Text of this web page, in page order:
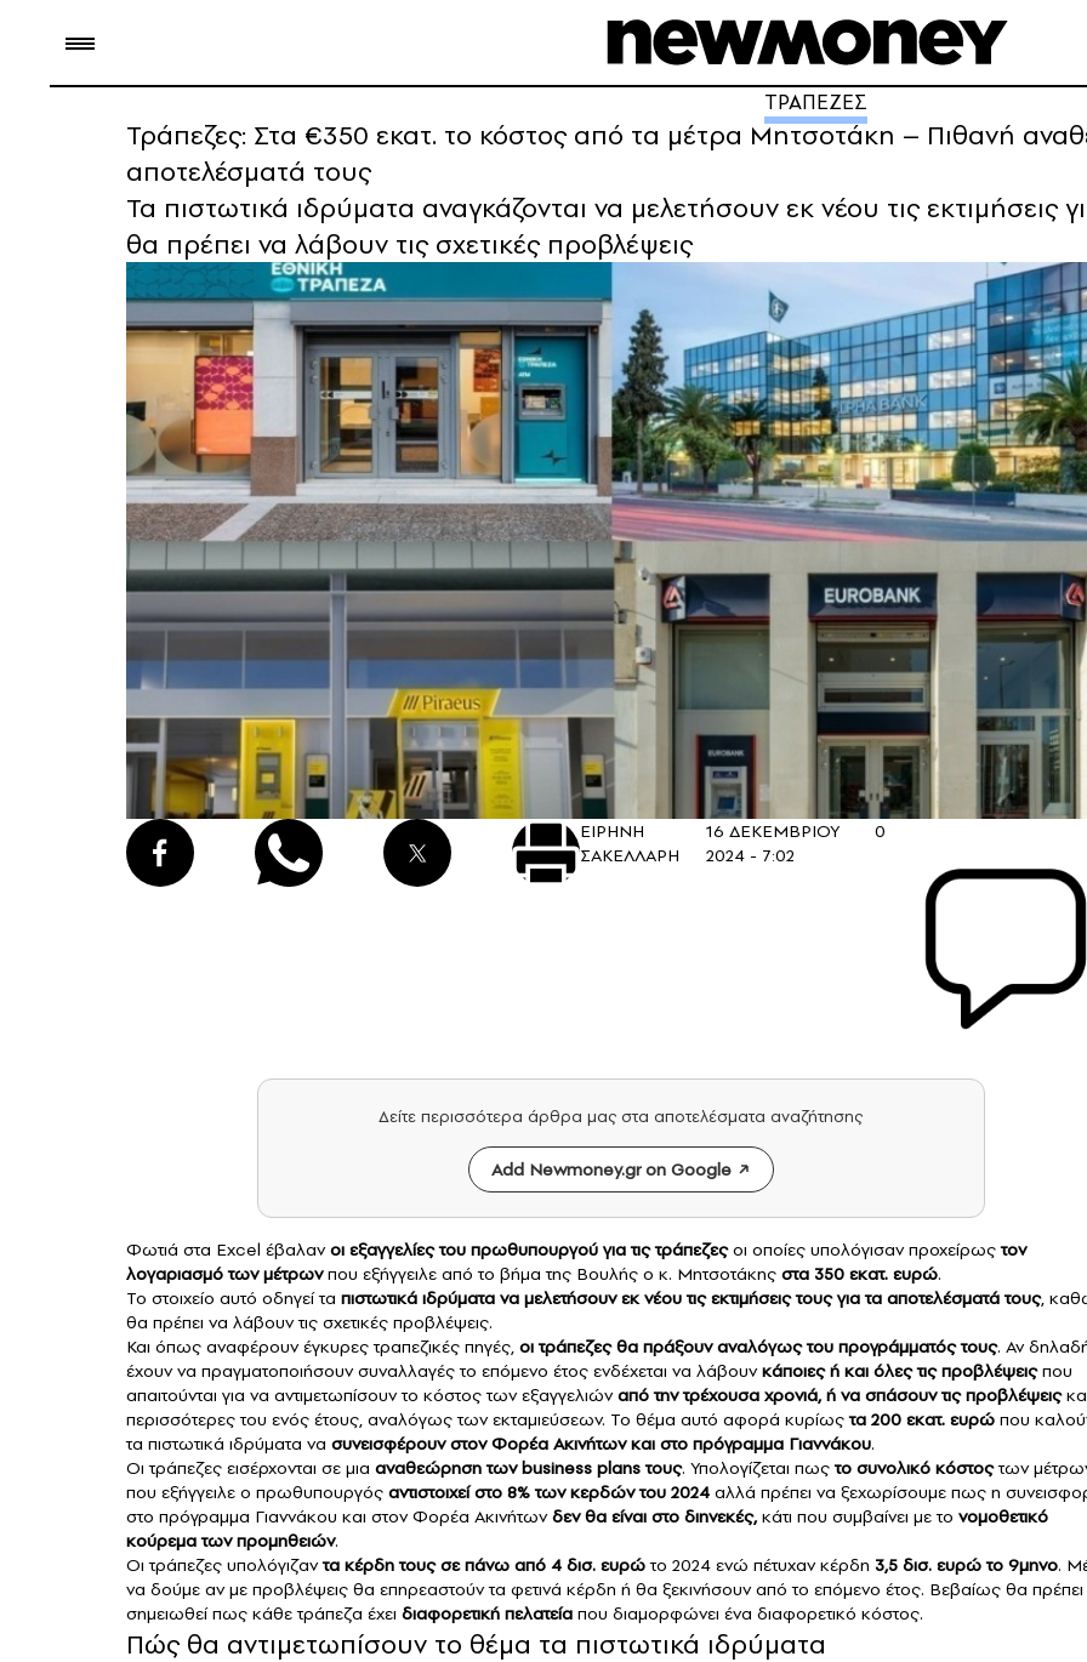
ΤΡΑΠΕΖΕΣ
Τράπεζες: Στα €350 εκατ. το κόστος από τα μέτρα Μητσοτάκη – Πιθανή
αποτελέσματά τους
Τα πιστωτικά ιδρύματα αναγκάζονται να μελετήσουν εκ νέου τις
θα πρέπει να λάβουν τις σχετικές προβλέψεις
ΕΙΡΗΝΗ
ΣΑΚΕΛΛΑΡΗ
16 ΔΕΚΕΜΒΡΙΟΥ
2024 - 7:02
0
Δείτε περισσότερα άρθρα μας στα αποτελέσματα αναζήτησης
Add Newmoney.gr on Google
Φωτιά στα Excel έβαλανοι εξαγγελίες του πρωθυπουργού για τις τράπεζεςοι οποίες υπολόγισαν προχείρωςτον
λογαριασμό των μέτρωνπου εξήγγειλε από το βήμα της Βουλής ο κ. Μητσοτάκης στα 350 εκατ. ευρώ.
Το στοιχείο αυτό οδηγεί τα πιστωτικά ιδρύματα να μελετήσουν εκ νέου τις εκτιμήσεις τους για τα αποτελέσματά τους,
θα πρέπει να λάβουν τις σχετικές προβλέψεις.
Και όπως αναφέρουν έγκυρες τραπεζικές πηγές, οι τράπεζες θα πράξουν αναλόγως του προγράμματός τους. Αν
έχουν να πραγματοποιήσουν συναλλαγές το επόμενο έτος ενδέχεται να λάβουνκάποιες ή και όλες τις προβλέψειςπου
απαιτούνται για να αντιμετωπίσουν το κόστος των εξαγγελιώναπό την τρέχουσα χρονιά, ή να σπάσουν τις προβλέψεις
περισσότερες του ενός έτους, αναλόγως των εκταμιεύσεων. Το θέμα αυτό αφορά κυρίωςτα 200 εκατ. ευρώ που
τα πιστωτικά ιδρύματα να συνεισφέρουν στον Φορέα Ακινήτων και στο πρόγραμμα Γιαννάκου.
Οι τράπεζες εισέρχονται σε μια αναθεώρηση των business plans τους. Υπολογίζεται πωςτο συνολικό κόστοςτων
που εξήγγειλε ο πρωθυπουργός αντιστοιχεί στο 8% των κερδών του 2024 αλλά πρέπει να ξεχωρίσουμε πως η
στο πρόγραμμα Γιαννάκου και στον Φορέα Ακινήτωνδεν θα είναι στο διηνεκές,κάτι που συμβαίνει με το νομοθετικό
κούρεμα τωνπρομηθειών.
Οι τράπεζες υπολόγιζαντα κέρδη τους σε πάνω από 4 δισ. ευρώτο 2024 ενώ πέτυχαν κέρδη 3,5 δισ. ευρώ το 9μηνο.
να δούμε αν με προβλέψεις θα επηρεαστούν τα φετινά κέρδη ή θα ξεκινήσουν από το επόμενο έτος. Βεβαίως θα πρέπει
σημειωθεί πως κάθε τράπεζα έχει διαφορετική πελατεία που διαμορφώνει ένα διαφορετικό κόστος.
Πώς θα αντιμετωπίσουν το θέμα τα πιστωτικά ιδρύματα